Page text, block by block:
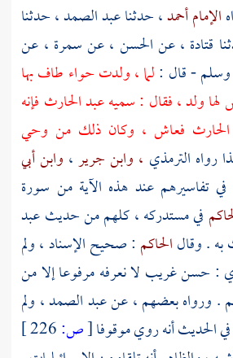
الإمام أحمد، حدثناعبد الصمد، حدثنا
قتادة ، عنالحسن ، عنسمرة ، عن
وسلم - قال :لما ، ولدتحواء طاف بها
لها ولد ، فقال : سميهعبد الحارث فإنه
فعاش ، وكان ذلك من وحي
رواه الترمذي ، وابن جرير، وابن أبي
في تفاسيرهم عند هذه الآية من سورة
في مستدركه ، كلهم من حديثعبد
به . وقالالحاكم : صحيح الإسناد ، ولم
: حسن غريب لا نعرفه مرفوعا إلا من
. ورواه بعضهم ، عنعبد الصمد، ولم
الحديث أنه روي موقوفا[ص: